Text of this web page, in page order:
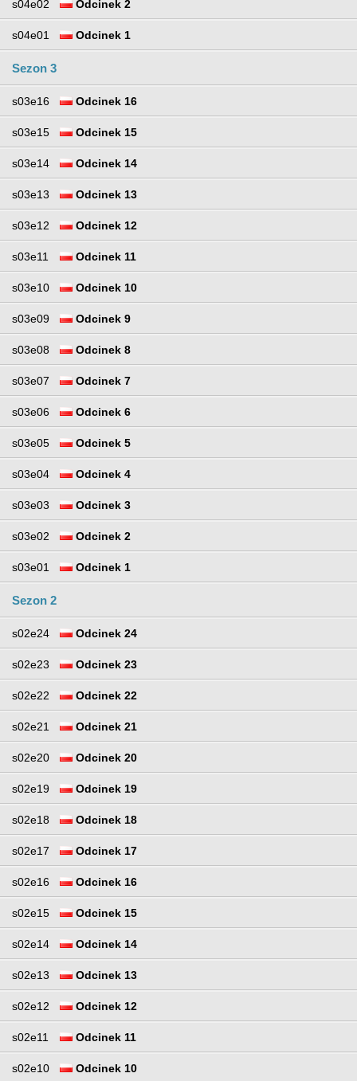
s04e02 Odcinek 2
s04e01 Odcinek 1
Sezon 3
s03e16 Odcinek 16
s03e15 Odcinek 15
s03e14 Odcinek 14
s03e13 Odcinek 13
s03e12 Odcinek 12
s03e11 Odcinek 11
s03e10 Odcinek 10
s03e09 Odcinek 9
s03e08 Odcinek 8
s03e07 Odcinek 7
s03e06 Odcinek 6
s03e05 Odcinek 5
s03e04 Odcinek 4
s03e03 Odcinek 3
s03e02 Odcinek 2
s03e01 Odcinek 1
Sezon 2
s02e24 Odcinek 24
s02e23 Odcinek 23
s02e22 Odcinek 22
s02e21 Odcinek 21
s02e20 Odcinek 20
s02e19 Odcinek 19
s02e18 Odcinek 18
s02e17 Odcinek 17
s02e16 Odcinek 16
s02e15 Odcinek 15
s02e14 Odcinek 14
s02e13 Odcinek 13
s02e12 Odcinek 12
s02e11 Odcinek 11
s02e10 Odcinek 10